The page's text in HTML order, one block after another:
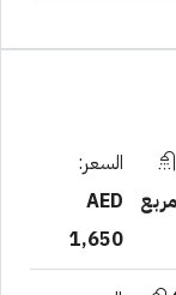
السعر:
AED
1,650